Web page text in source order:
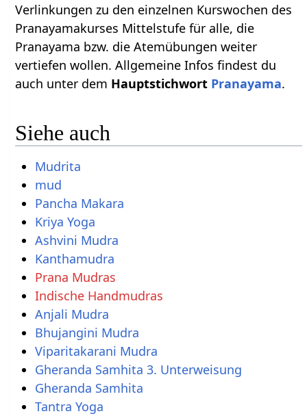
Verlinkungen zu den einzelnen Kurswochen des
Pranayamakurses Mittelstufe für alle, die
Pranayama bzw. die Atemübungen weiter
vertiefen wollen. Allgemeine Infos findest du
auch unter dem Hauptstichwort Pranayama.
Siehe auch
Mudrita
mud
Pancha Makara
Kriya Yoga
Ashvini Mudra
Kanthamudra
Prana Mudras
Indische Handmudras
Anjali Mudra
Bhujangini Mudra
Viparitakarani Mudra
Gheranda Samhita 3. Unterweisung
Gheranda Samhita
Tantra Yoga